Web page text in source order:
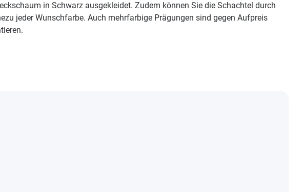
in Schwarz ausgekleidet. Zudem können Sie die Schachtel durch
jeder Wunschfarbe. Auch mehrfarbige Prägungen sind gegen Aufpreis